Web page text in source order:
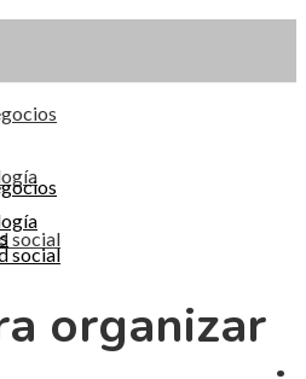
social
social
organizar